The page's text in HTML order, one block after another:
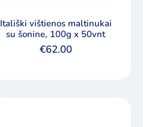
Itališki vištienos maltinukai
su šonine, 100g x 50vnt
€62.00